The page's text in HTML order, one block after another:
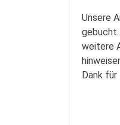
Unsere
weitere
Dank